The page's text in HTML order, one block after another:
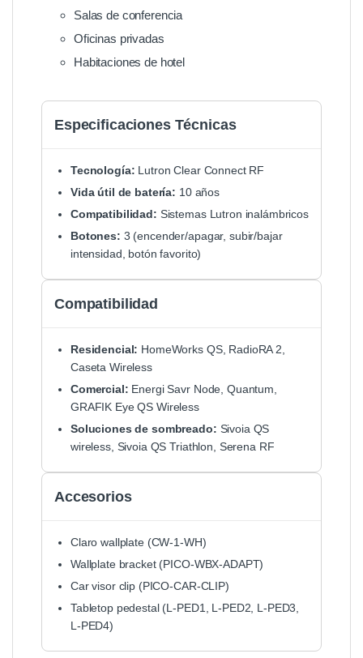
Salas de conferencia
Oficinas privadas
Habitaciones de hotel
Especificaciones Técnicas
Tecnología: Lutron Clear Connect RF
Vida útil de batería: 10 años
Compatibilidad: Sistemas Lutron inalámbricos
Botones: 3 (encender/apagar, subir/bajar
intensidad, botón favorito)
Compatibilidad
Residencial: HomeWorks QS, RadioRA 2,
Caseta Wireless
Comercial: Energi Savr Node, Quantum,
GRAFIK Eye QS Wireless
Soluciones de sombreado: Sivoia QS
wireless, Sivoia QS Triathlon, Serena RF
Accesorios
Claro wallplate (CW-1-WH)
Wallplate bracket (PICO-WBX-ADAPT)
Car visor clip (PICO-CAR-CLIP)
Tabletop pedestal (L-PED1, L-PED2, L-PED3,
L-PED4)